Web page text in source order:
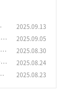
2025.09.13
2025.09.05
2025.08.30
2025.08.24
2025.08.23